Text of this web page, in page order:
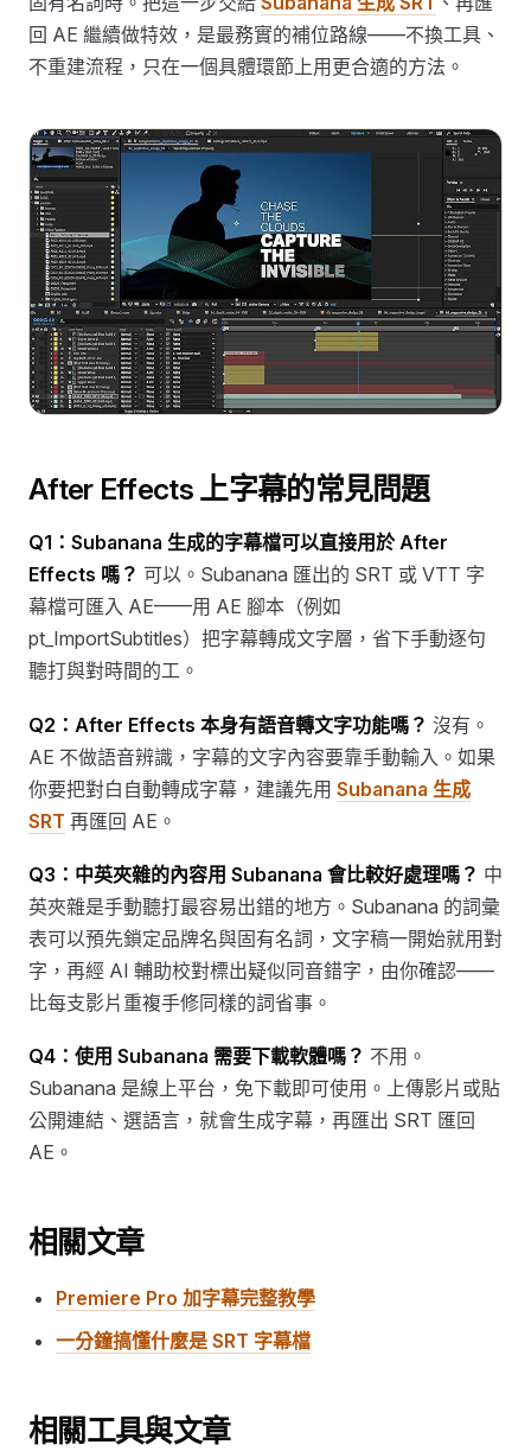
回 AE 繼續做特效，是最務實的補位路線——不換工具、
不重建流程，只在一個具體環節上用更合適的方法。
After Effects 上字幕的常見問題
Q1：Subanana 生成的字幕檔可以直接用於 After
Effects 嗎？ 可以。Subanana 匯出的 SRT 或 VTT 字
幕檔可匯入 AE——用 AE 腳本（例如
pt_ImportSubtitles）把字幕轉成文字層，省下手動逐句
聽打與對時間的工。
Q2：After Effects 本身有語音轉文字功能嗎？ 沒有。
AE 不做語音辨識，字幕的文字內容要靠手動輸入。如果
你要把對白自動轉成字幕，建議先用 Subanana 生成
SRT 再匯回 AE。
Q3：中英夾雜的內容用 Subanana 會比較好處理嗎？ 中
英夾雜是手動聽打最容易出錯的地方。Subanana 的詞彙
表可以預先鎖定品牌名與固有名詞，文字稿一開始就用對
字，再經 AI 輔助校對標出疑似同音錯字，由你確認——
比每支影片重複手修同樣的詞省事。
Q4：使用 Subanana 需要下載軟體嗎？ 不用。
Subanana 是線上平台，免下載即可使用。上傳影片或貼
公開連結、選語言，就會生成字幕，再匯出 SRT 匯回
AE。
相關文章
Premiere Pro 加字幕完整教學
一分鐘搞懂什麼是 SRT 字幕檔
相關工具與文章